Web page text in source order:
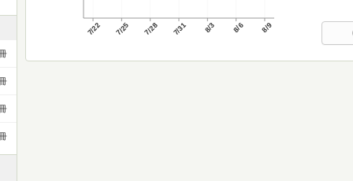
7/22 7/25 7/28 7/31 8/3 8/6 8/9